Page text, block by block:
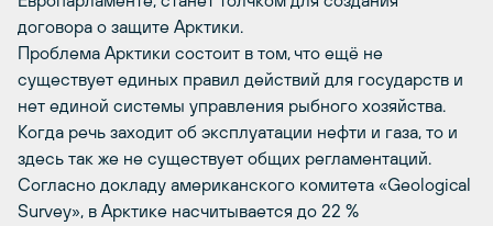
договора о защите Арктики.
Проблема Арктики состоит в том, что ещё не
существует единых правил действий для государств и
нет единой системы управления рыбного хозяйства.
Когда речь заходит об эксплуатации нефти и газа, то и
здесь так же не существует общих регламентаций.
Согласно докладу американского комитета «Geological
Survey», в Арктике насчитывается до 22 %